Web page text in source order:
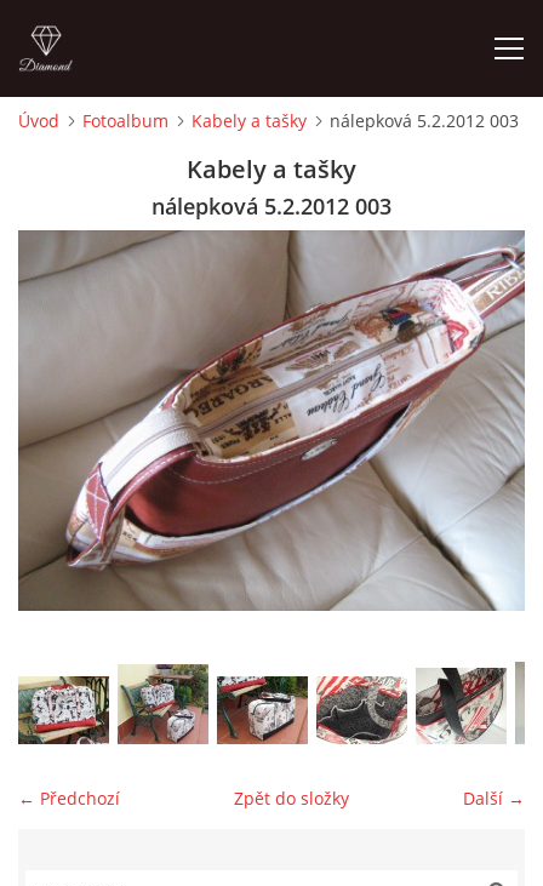
CEDULKY
MOJE POSLEDNÍ PRÁCE
jk-laguna@seznam.cz
Úvod Fotoalbum Kabely a tašky nálepková 5.2.2012 003
Kabely a tašky
nálepková 5.2.2012 003
← Předchozí Další →
Zpět do složky